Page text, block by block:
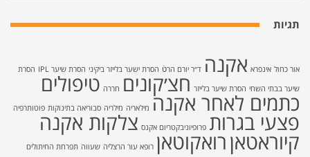
תגיות
אור כחול אינפרא אקנה ד״ר יורם הרטֿ הסרת ישער בלייזר ביקיני הסרת שיער IPL
הסרת
שיער בבתי השחי הסרת שיער בלייזר חצ׳קונים חררה טיפולים
כתמים לאחר אקנה מילאריה מילריה סבוריאה בתינוקות פוטותרפיה
פצעי בגרות פרופיוניבקטריום אקנס צלקות אקנה
קיוראטאןרואקוטאן רופא עור הרצליה שעווה תפרחת החיתולים